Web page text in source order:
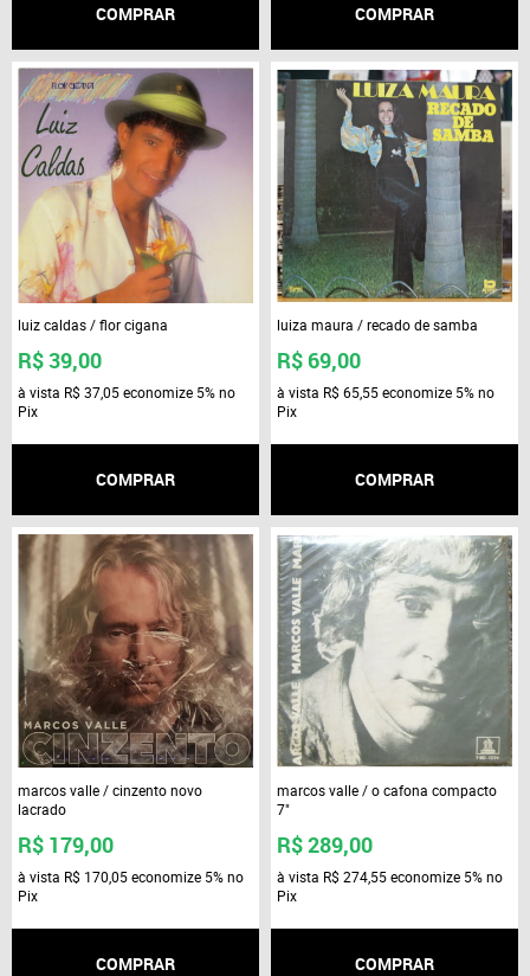
COMPRAR COMPRAR
luiz caldas / flor cigana
R$ 39,00
à vista R$ 37,05economize 5%no
Pix
COMPRAR
luiza maura / recado de samba
R$ 69,00
à vista R$ 65,55economize 5%no
Pix
COMPRAR
marcos valle / cinzento novo
lacrado
R$ 179,00
à vista R$ 170,05economize 5%no
Pix
COMPRAR
marcos valle / o cafona compacto
7"
R$ 289,00
à vista R$ 274,55economize 5%no
Pix
COMPRAR